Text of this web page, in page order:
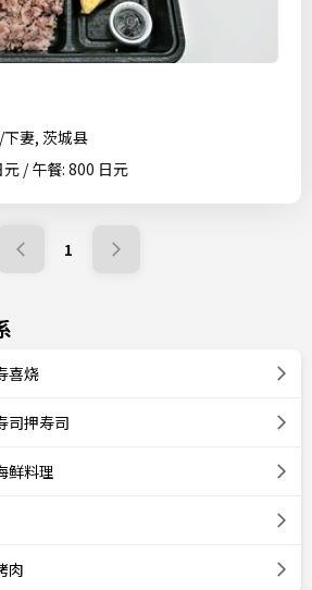
妻, 茨城县
/ 午餐: 800 日元
1
喜烧
司押寿司
鲜料理
肉